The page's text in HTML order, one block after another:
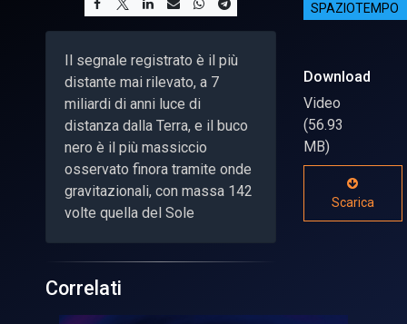
Il segnale registrato è il più
distante mai rilevato, a 7
miliardi di anni luce di
distanza dalla Terra, e il buco
nero è il più massiccio
osservato finora tramite onde
gravitazionali, con massa 142
volte quella del Sole
SPAZIOTEMPO
Download
Video
(56.93
MB)
Scarica
Correlati